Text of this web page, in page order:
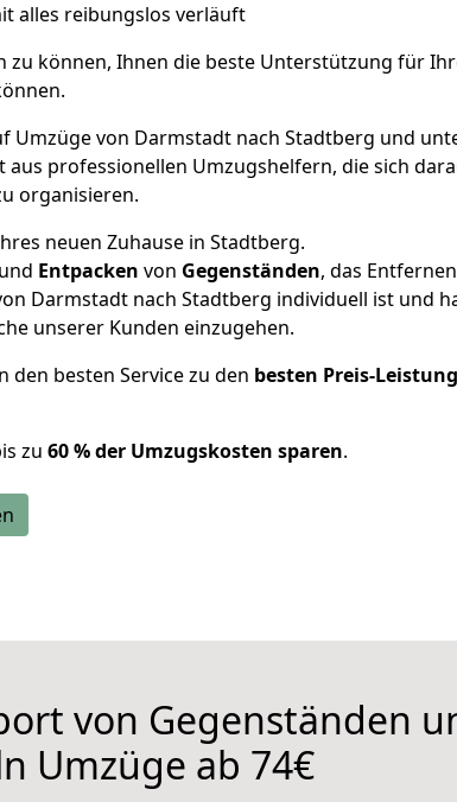
alles reibungslos verläuft
zu können, Ihnen die beste Unterstützung für
Umzüge von Darmstadt nach Stadtberg und
aus professionellen Umzugshelfern, die sich
organisieren.
neuen Zuhause in Stadtberg.
und Entpacken von Gegenständen, das
Darmstadt nach Stadtberg individuell ist und
unserer Kunden einzugehen.
besten Service zu den besten Preis-
zu 60 % der Umzugskosten sparen.
von Gegenständen
Umzüge ab 74€